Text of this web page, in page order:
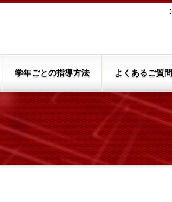
学年ごとの指導方法 よくあるご質問